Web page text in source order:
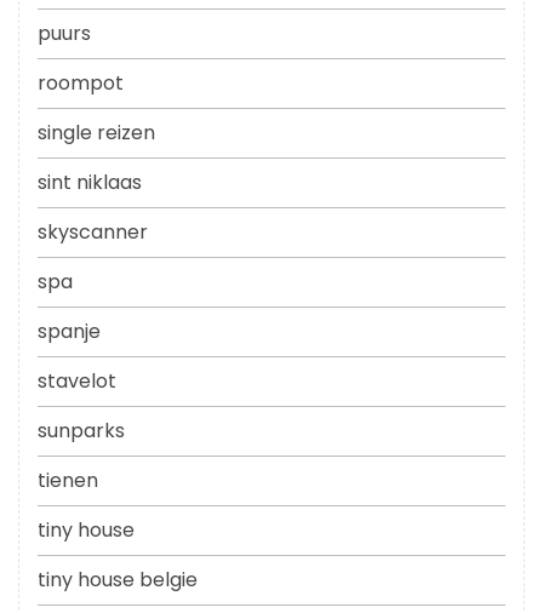
puurs
roompot
single reizen
sint niklaas
skyscanner
spa
spanje
stavelot
sunparks
tienen
tiny house
tiny house belgie